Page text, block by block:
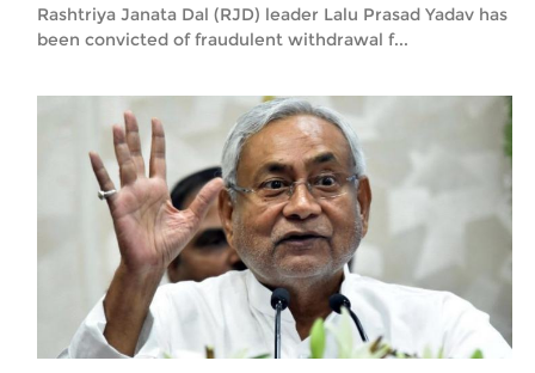
Rashtriya Janata Dal (RJD) leader Lalu Prasad Yadav has
been convicted of fraudulent withdrawal f...